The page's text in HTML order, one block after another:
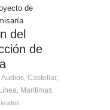
del
de
Audios Castellar
Marítimas